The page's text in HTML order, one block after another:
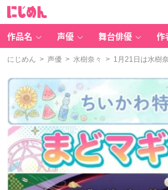
作品名 声優 舞台俳優 作
にじめん > 声優 > 水樹奈々 > 1月21日は水樹